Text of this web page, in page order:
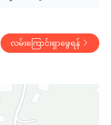
လမ်းကြောင်းရှာဖွေရန်